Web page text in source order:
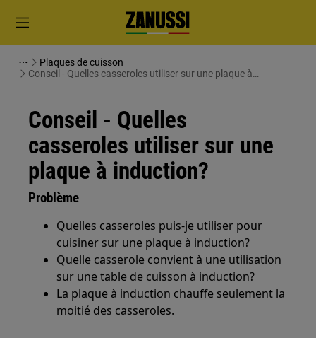
Plaques de cuisson
Conseil - Quelles casseroles utiliser sur une plaque à
Conseil - Quelles
casseroles utiliser sur une
plaque à induction?
Problème
Quelles casseroles puis-je utiliser pour
cuisiner sur une plaque à induction?
Quelle casserole convient à une utilisation
sur une table de cuisson à induction?
La plaque à induction chauffe seulement la
moitié des casseroles.